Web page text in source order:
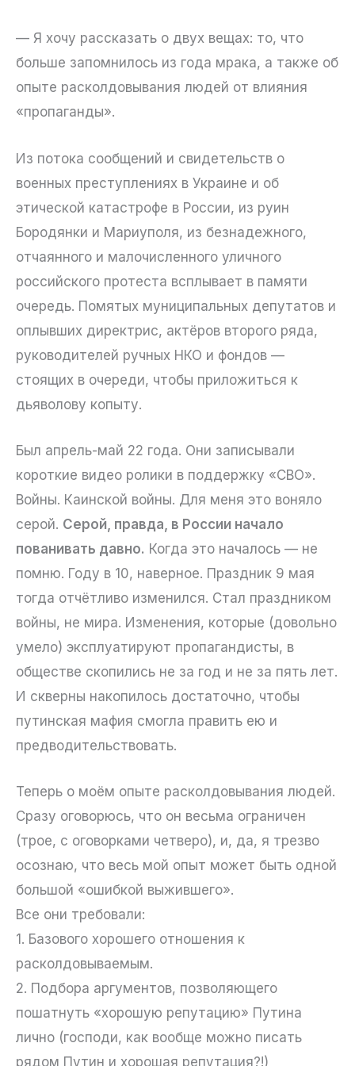
— Я хочу рассказать о двух вещах: то, что
больше запомнилось из года мрака, а также об
опыте расколдовывания людей от влияния
«пропаганды».
Из потока сообщений и свидетельств о
военных преступлениях в Украине и об
этической катастрофе в России, из руин
Бородянки и Мариуполя, из безнадежного,
отчаянного и малочисленного уличного
российского протеста всплывает в памяти
очередь. Помятых муниципальных депутатов и
оплывших директрис, актёров второго ряда,
руководителей ручных НКО и фондов —
стоящих в очереди, чтобы приложиться к
дьяволову копыту.
Был апрель-май 22 года. Они записывали
короткие видео ролики в поддержку «СВО».
Войны. Каинской войны. Для меня это воняло
серой. Серой, правда, в России начало
пованивать давно. Когда это началось — не
помню. Году в 10, наверное. Праздник 9 мая
тогда отчётливо изменился. Стал праздником
войны, не мира. Изменения, которые (довольно
умело) эксплуатируют пропагандисты, в
обществе скопились не за год и не за пять лет.
И скверны накопилось достаточно, чтобы
путинская мафия смогла править ею и
предводительствовать.
Теперь о моём опыте расколдовывания людей.
Сразу оговорюсь, что он весьма ограничен
(трое, с оговорками четверо), и, да, я трезво
осознаю, что весь мой опыт может быть одной
большой «ошибкой выжившего».
Все они требовали:
1. Базового хорошего отношения к
расколдовываемым.
2. Подбора аргументов, позволяющего
пошатнуть «хорошую репутацию» Путина
лично (господи, как вообще можно писать
рядом Путин и хорошая репутация?!)